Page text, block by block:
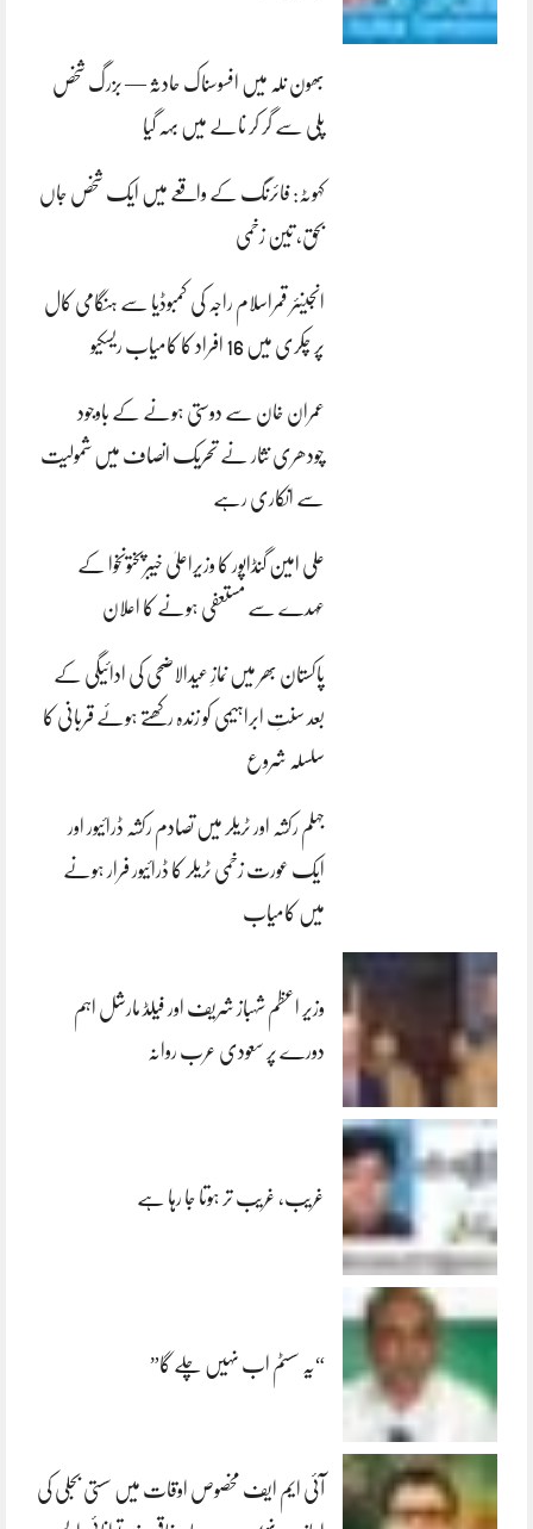
بھون نلہ میں افسوسناک حادثہ — بزرگ شخص
پلی سے گر کر نالے میں بہہ گیا
کہوٹہ: فائرنگ کے واقعے میں ایک شخص جاں
بحق، تین زخمی
انجینئر قمراسلام راجہ کی کمبوڈیا سے ہنگامی کال
پر چکری میں 16 افراد کا کامیاب ریسکیو
عمران خان سے دوستی ہونے کے باوجود
چودھری نثار نے تحریک انصاف میں شمولیت
سے انکاری رہے
علی امین گنڈاپور کا وزیراعلیٰ خیبرپختونخوا کے
عہدے سے مستعفی ہونے کا اعلان
پاکستان بھر میں نمازِ عیدالاضحی کی ادائیگی کے
بعد سنتِ ابراہیمی کو زندہ رکھتے ہوئے قربانی کا
سلسلہ شروع
جہلم رکشہ اور ٹریلر میں تصادم رکشہ ڈرائیور اور
ایک عورت زخمی ٹریلر کا ڈرائیور فرار ہونے
میں کامیاب
وزیر اعظم شہباز شریف اور فیلڈ مارشل اہم
دورے پر سعودی عرب روانہ
غریب، غریب تر ہوتا جا رہا ہے
“یہ سسٹم اب نہیں چلے گا”
آئی ایم ایف مخصوص اوقات میں سستی بجلی کی